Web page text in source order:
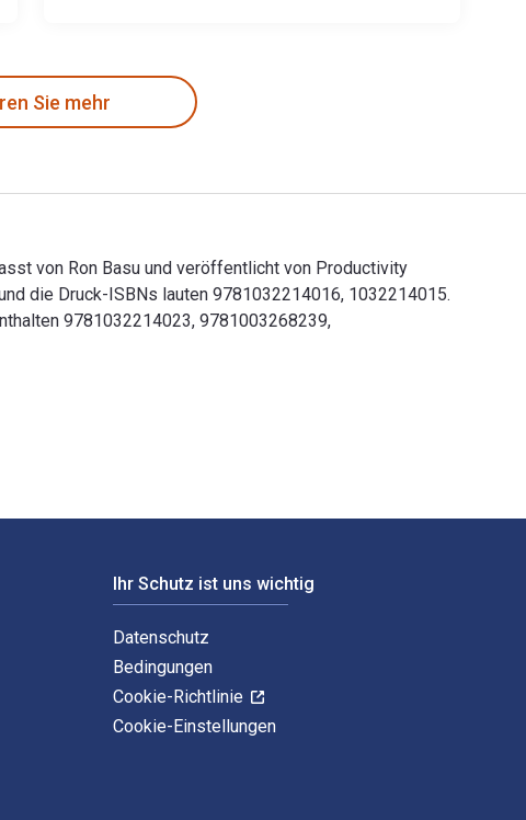
Sie mehr
von Ron Basu und veröffentlicht von Productivity
die Druck-ISBNs lauten 9781032214016, 1032214015.
9781032214023, 9781003268239,
Ihr Schutz ist uns wichtig
Datenschutz
Bedingungen
Cookie-Richtlinie
Cookie-Einstellungen